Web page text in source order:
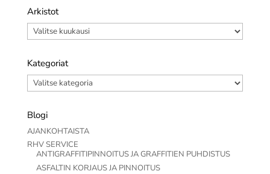
Arkistot
Arkistot
Kategoriat
Kategoriat
Blogi
AJANKOHTAISTA
RHV SERVICE
ANTIGRAFFITIPINNOITUS JA GRAFFITIEN PUHDISTUS
ASFALTIN KORJAUS JA PINNOITUS